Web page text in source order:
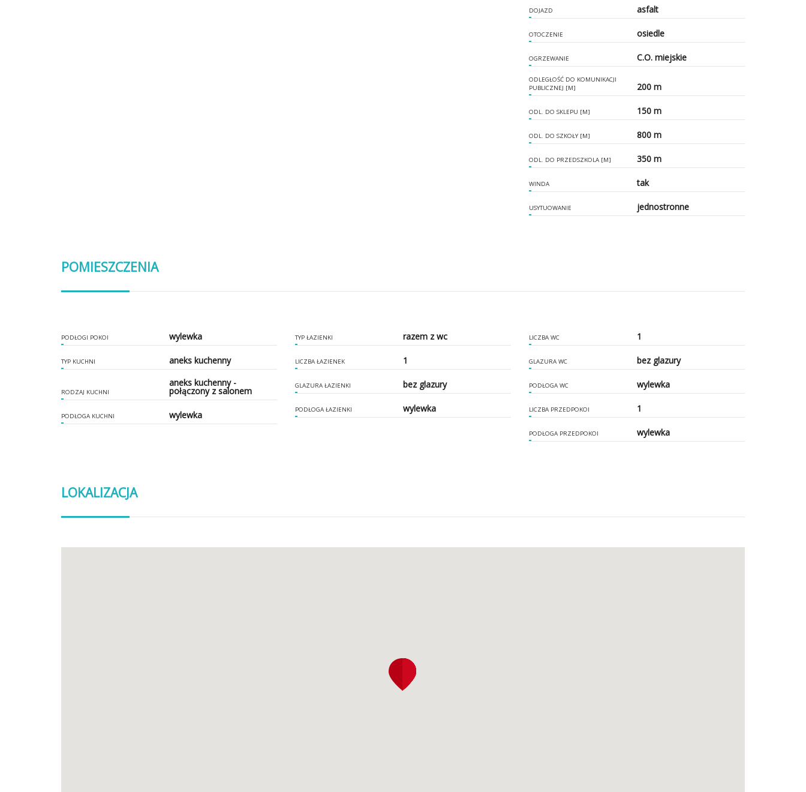
DOJAZD asfalt
OTOCZENIE osiedle
OGRZEWANIE C.O. miejskie
ODLEGŁOŚĆ DO KOMUNIKACJI
PUBLICZNEJ [M]
200 m
ODL. DO SKLEPU [M] 150 m
ODL. DO SZKOŁY [M] 800 m
ODL. DO PRZEDSZKOLA [M] 350 m
WINDA tak
USYTUOWANIE jednostronne
POMIESZCZENIA
PODŁOGI POKOI wylewka
TYP KUCHNI aneks kuchenny
RODZAJ KUCHNI
aneks kuchenny -
połączony z salonem
PODŁOGA KUCHNI wylewka
TYP ŁAZIENKI razem z wc
LICZBA ŁAZIENEK 1
GLAZURA ŁAZIENKI bez glazury
PODŁOGA ŁAZIENKI wylewka
LICZBA WC 1
GLAZURA WC bez glazury
PODŁOGA WC wylewka
LICZBA PRZEDPOKOI 1
PODŁOGA PRZEDPOKOI wylewka
LOKALIZACJA